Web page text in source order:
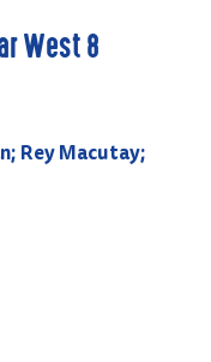
West 8
Rey Macutay;